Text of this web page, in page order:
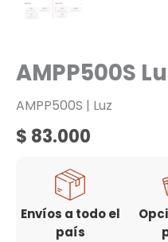
AMPP500S
AMPP500S | Luz
$ 83.000
Envíos a todo el
país